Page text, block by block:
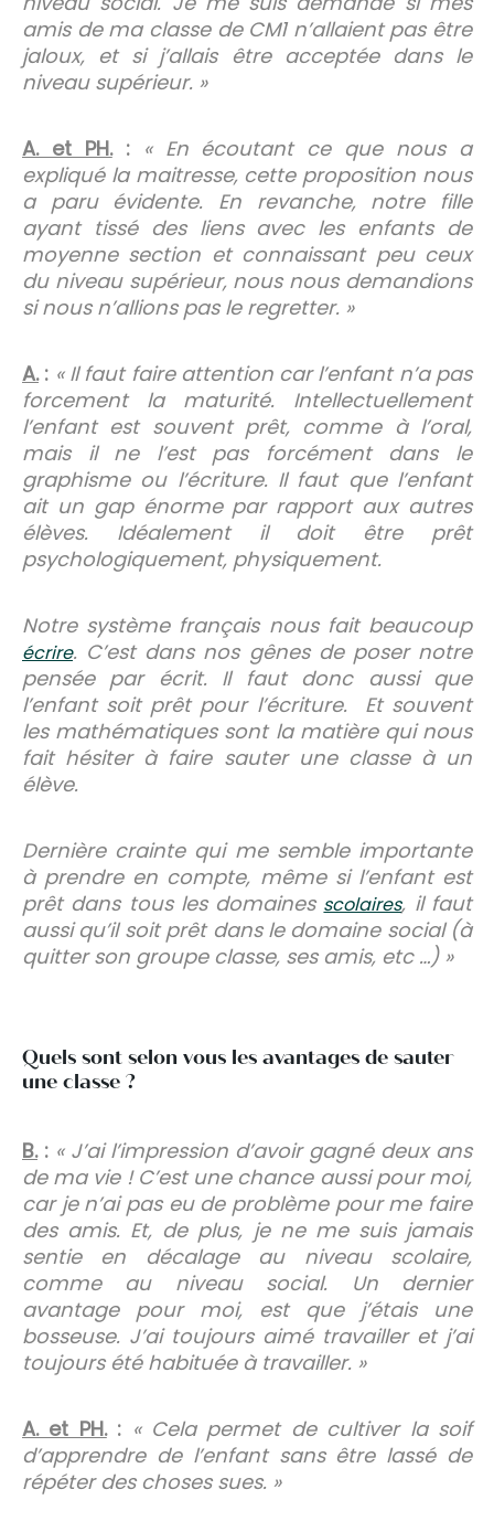
amis de ma classe de CM1 n’allaient pas être
jaloux, et si j’allais être acceptée dans le
niveau supérieur. »
A. et PH.: « En écoutant ce que nous a
expliqué la maitresse, cette proposition nous
a paru évidente. En revanche, notre fille
ayant tissé des liens avec les enfants de
moyenne section et connaissant peu ceux
du niveau supérieur, nous nous demandions
si nous n’allions pas le regretter. »
A.: « Il faut faire attention car l’enfant n’a pas
forcement la maturité. Intellectuellement
l’enfant est souvent prêt, comme à l’oral,
mais il ne l’est pas forcément dans le
graphisme ou l’écriture. Il faut que l’enfant
ait un gap énorme par rapport aux autres
élèves. Idéalement il doit être prêt
psychologiquement, physiquement.
Notre système français nous fait beaucoup
écrire. C’est dans nos gênes de poser notre
pensée par écrit. Il faut donc aussi que
l’enfant soit prêt pour l’écriture. Et souvent
les mathématiques sont la matière qui nous
fait hésiter à faire sauter une classe à un
élève.
Dernière crainte qui me semble importante
à prendre en compte, même si l’enfant est
prêt dans tous les domaines scolaires, il faut
aussi qu’il soit prêt dans le domaine social (à
quitter son groupe classe, ses amis, etc …) »
Quels sont selon vous les avantages de sauter
une classe ?
B.: « J’ai l’impression d’avoir gagné deux ans
de ma vie ! C’est une chance aussi pour moi,
car je n’ai pas eu de problème pour me faire
des amis. Et, de plus, je ne me suis jamais
sentie en décalage au niveau scolaire,
comme au niveau social. Un dernier
avantage pour moi, est que j’étais une
bosseuse. J’ai toujours aimé travailler et j’ai
toujours été habituée à travailler. »
A. et PH.: « Cela permet de cultiver la soif
d’apprendre de l’enfant sans être lassé de
répéter des choses sues. »